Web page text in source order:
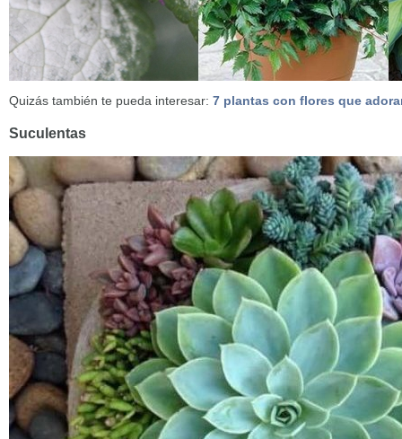
Quizás también te pueda interesar: 7 plantas con flores que
Suculentas